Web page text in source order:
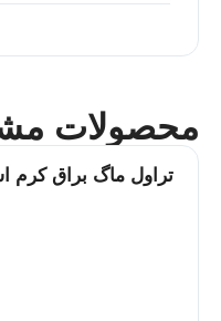
محصولات
تراول ماگ براق کرم